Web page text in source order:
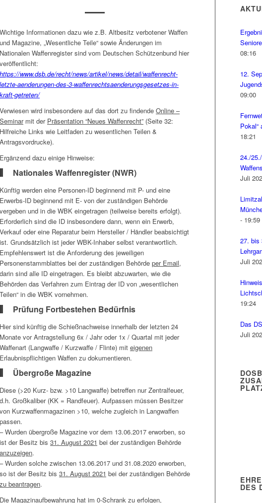
Wichtige Informationen dazu wie z.B. Altbesitz verbotener Waffen
und Magazine, „Wesentliche Teile“ sowie Änderungen im
Nationalen Waffenregister sind vom Deutschen Schützenbund hier
veröffentlicht:
https://www.dsb.de/recht/news/artikel/news/detail/waffenrecht-
letzte-aenderungen-des-3-waffenrechtsaenderungsgesetzes-in-
kraft-getreten/
Verwiesen wird insbesondere auf das dort zu findende Online –
Seminarmit der Präsentation “Neues Waffenrecht” (Seite 32:
Hilfreiche Links wie Leitfaden zu wesentlichen Teilen &
Antragsvordrucke).
Ergänzend dazu einige Hinweise:
Nationales Waffenregister (NWR)
Künftig werden eine Personen-ID beginnend mit P- und eine
Erwerbs-ID beginnend mit E- von der zuständigen Behörde
vergeben und in die WBK eingetragen (teilweise bereits erfolgt).
Erforderlich sind die ID insbesondere dann, wenn ein Erwerb,
Verkauf oder eine Reparatur beim Hersteller / Händler beabsichtigt
ist. Grundsätzlich ist jeder WBK-Inhaber selbst verantwortlich.
Empfehlenswert ist die Anforderung des jeweiligen
Personenstammblattes bei der zuständigen Behörde per Email,
darin sind alle ID eingetragen. Es bleibt abzuwarten, wie die
Behörden das Verfahren zum Eintrag der ID von „wesentlichen
Teilen“ in die WBK vornehmen.
Prüfung Fortbestehen Bedürfnis
Hier sind künftig die Schießnachweise innerhalb der letzten 24
Monate vor Antragstellung 6x / Jahr oder 1x / Quartal mit jeder
Waffenart (Langwaffe / Kurzwaffe / Flinte) mit eigenen
Erlaubnispflichtigen Waffen zu dokumentieren.
Übergroße Magazine
Diese (>20 Kurz- bzw. >10 Langwaffe) betreffen nur Zentralfeuer,
d.h. Großkaliber (KK = Randfeuer). Aufpassen müssen Besitzer
von Kurzwaffenmagazinen >10, welche zugleich in Langwaffen
passen.
– Wurden übergroße Magazine vor dem 13.06.2017 erworben, so
ist der Besitz bis 31. August 2021 bei der zuständigen Behörde
anzuzeigen.
– Wurden solche zwischen 13.06.2017 und 31.08.2020 erworben,
so ist der Besitz bis 31. August 2021 bei der zuständigen Behörde
zu beantragen.
Die Magazinaufbewahrung hat im 0-Schrank zu erfolgen,
08:16
12.
09:00
Pokal“
18:21
24./
Juli
- 19:59
27. bis
Juli
19:24
Das
Juli
DES